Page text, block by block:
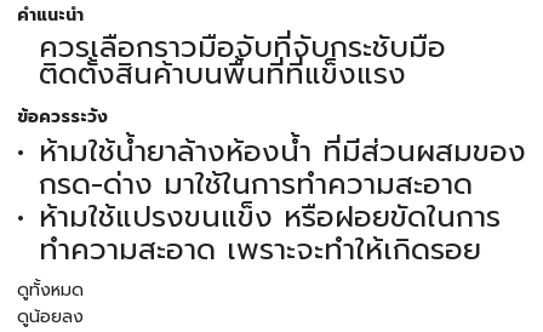
คำแนะนำ
ควรเลือกราวมือจับที่จับกระชับมือ
ติดตั้งสินค้าบนพื้นที่ที่แข็งแรง
ข้อควรระวัง
ห้ามใช้น้ำยาล้างห้องน้ำ ที่มีส่วนผสมของ
กรด-ด่าง มาใช้ในการทำความสะอาด
ห้ามใช้แปรงขนแข็ง หรือฝอยขัดในการ
ทำความสะอาด เพราะจะทำให้เกิดรอย
ดูทั้งหมด
ดูน้อยลง